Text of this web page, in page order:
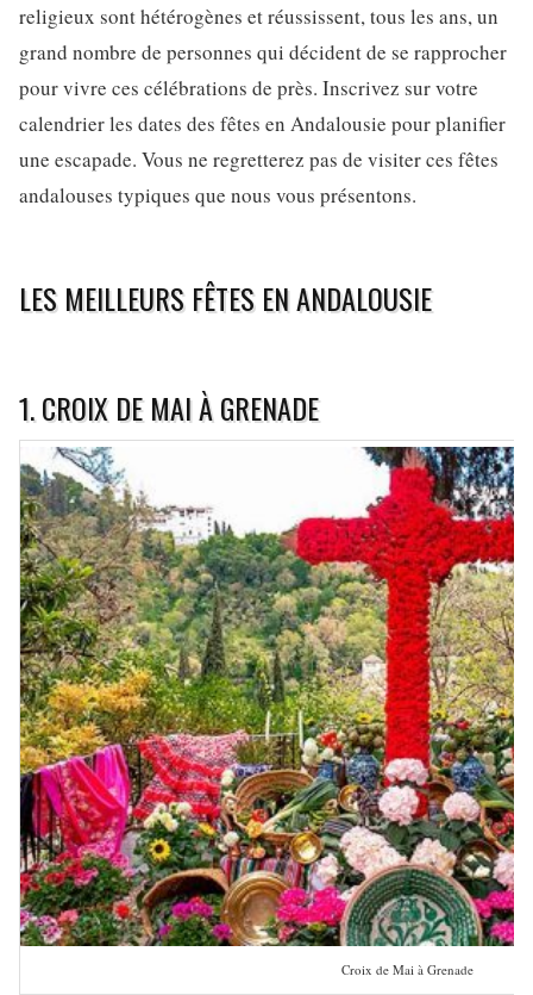
religieux sont hétérogènes et réussissent, tous les ans, un
grand nombre de personnes qui décident de se rapprocher
pour vivre ces célébrations de près. Inscrivez sur votre
calendrier les dates des fêtes en Andalousie pour planifier
une escapade. Vous ne regretterez pas de visiter ces fêtes
andalouses typiques que nous vous présentons.
LES MEILLEURS FÊTES EN ANDALOUSIE
1. CROIX DE MAI À GRENADE
Croix de Mai à Grenade